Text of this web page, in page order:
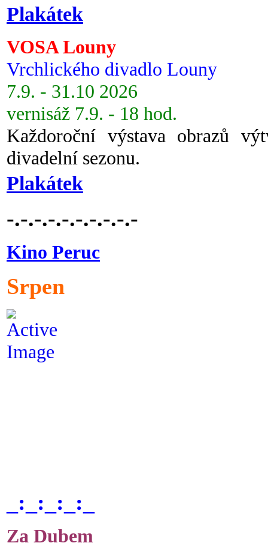
Plakátek
VOSA Louny
Vrchlického divadlo Louny
7.9. - 31.10 2026
vernisáž 7.9. - 18 hod.
Každoroční výstava obrazů
divadelní sezonu.
Plakátek
-.-.-.-.-.-.-.-.-.-
Kino Peruc
Srpen
_:_:_:_:_
Za Dubem